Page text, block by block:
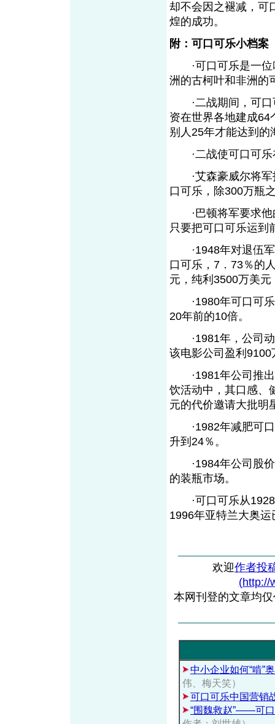
却不会因之褪减，可
煌的成功。
附：可口可乐小档案
·可口可乐是一位
洲的古柯叶和非洲的
·二战期间，可口
资在世界各地建成64
别人25年才能达到的
·二战使可口可乐
·艾森豪威尔将军
口可乐，除300万瓶
·巴顿将军要求他
只要把可口可乐运到
·1948年对退伍军
口可乐，7．73％的
元，纯利3500万美
·1980年可口可乐
20年前的10倍。
·1981年，公司动
该电影公司盈利9100
·1981年公司推出
饮活动中，其口感、
元的代价邀请大批明
·1982年减肥可口
升到24％。
·1984年公司股价
的装瓶市场。
·可口可乐从1928
1996年亚特兰大奥
欢迎作者投
(http://
本网刊登的文章均
中小企业如何“啃”
伟、梅天笑）
可口可乐中国营销
“围魏救赵”——可